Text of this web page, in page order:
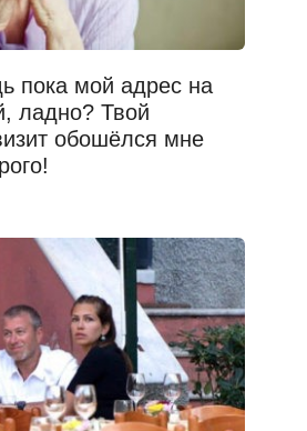
пока мой адрес на
ладно? Твой
обошёлся мне